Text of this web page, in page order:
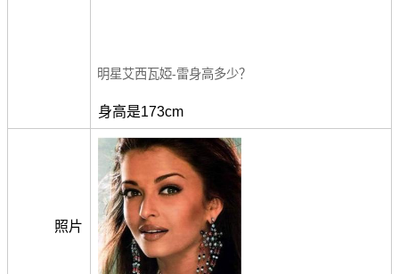
明星艾西瓦婭-雷身高多少？
身高是173cm
照片